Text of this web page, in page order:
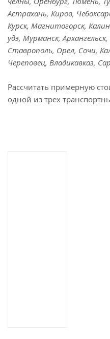
Астрахань, Киров,
Курск, Магнитогорск,
удэ, Мурманск,
Ставрополь, Орел, Сочи,
Череповец, Владикавказ,
Рассчитать примерную
одной из трех